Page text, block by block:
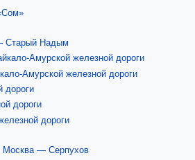
Старый Надым
Амурской железной дороги
Амурской железной дороги
дороги
дороги
дороги
— Серпухов